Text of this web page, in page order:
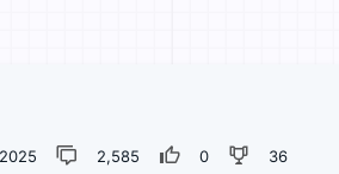
2,585 0 36